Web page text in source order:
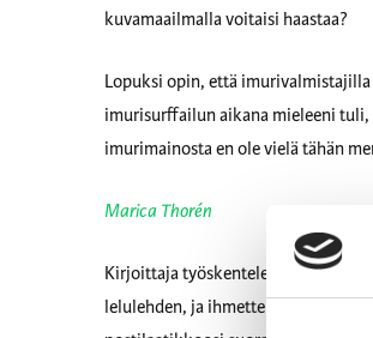
kuvamaailmalla voitaisi haastaa?
Lopuksi opin, että
imurisurffailun aikana mieleeni
imurimainosta en ole vielä tähän
Marica Thorén
Kirjoittaja työskentelee
lelulehden, ja ihmettelee miksi sen